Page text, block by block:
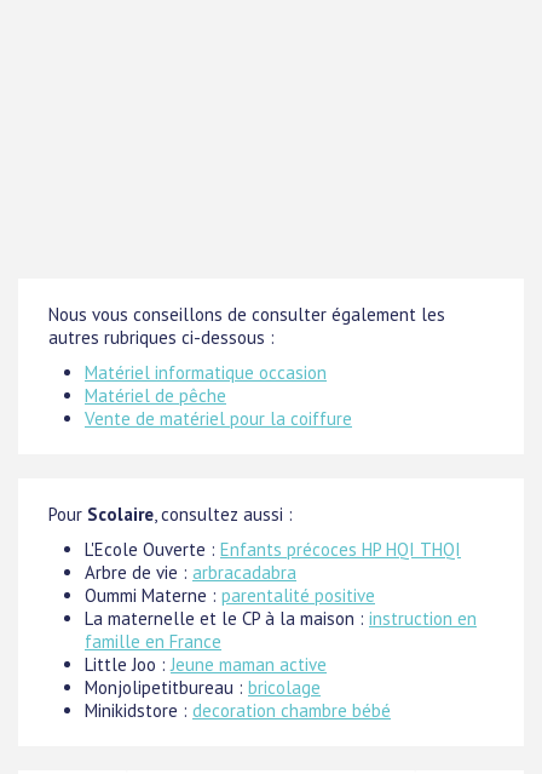
Nous vous conseillons de consulter également les
autres rubriques ci-dessous :
Matériel informatique occasion
Matériel de pêche
Vente de matériel pour la coiffure
Pour Scolaire , consultez aussi :
L'Ecole Ouverte : Enfants précoces HP HQI THQI
Arbre de vie : arbracadabra
Oummi Materne : parentalité positive
La maternelle et le CP à la maison : instruction en
famille en France
Little Joo : Jeune maman active
Monjolipetitbureau : bricolage
Minikidstore : decoration chambre bébé